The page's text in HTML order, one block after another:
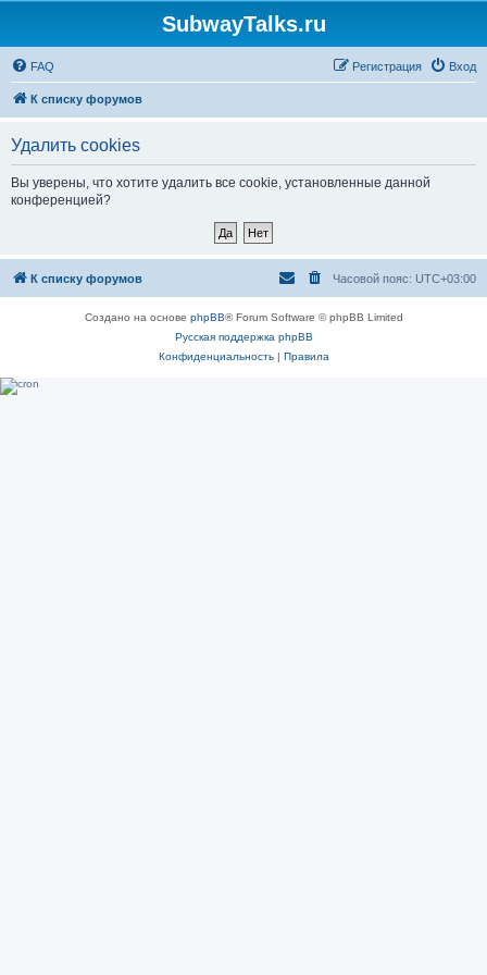
SubwayTalks.ru
FAQ Вход
Регистрация
К списку форумов
Удалить cookies
Вы уверены, что хотите удалить все cookie, установленные данной
конференцией?
К списку форумов Часовой пояс: UTC+03:00
Создано на основе phpBB® Forum Software © phpBB Limited
Русская поддержка phpBB
Конфиденциальность| Правила